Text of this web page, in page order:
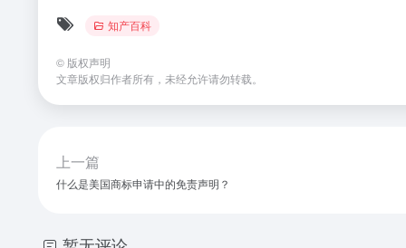
知产百科
© 版权声明
文章版权归作者所有，未经允许请勿转载。
上一篇
什么是美国商标申请中的免责声明？